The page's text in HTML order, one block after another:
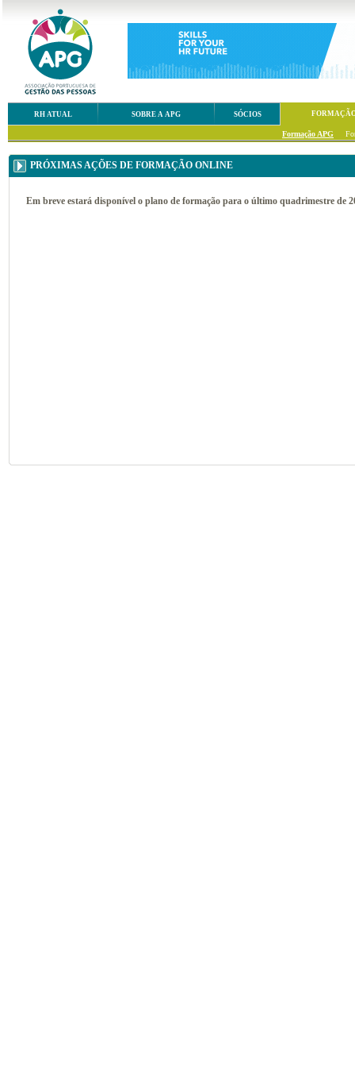
RH ATUAL SOBRE A APG SÓCIOS
Formação APG
PRÓXIMAS AÇÕES DE FORMAÇÃO ONLINE
Em breve estará disponível o plano de formação para o último quadrimestre de